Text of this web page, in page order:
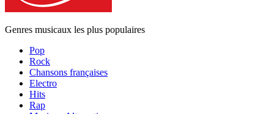
Genres musicaux les plus populaires
Pop
Rock
Chansons françaises
Electro
Hits
Rap